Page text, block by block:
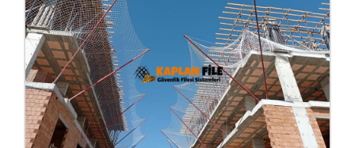
Kedi Filesi, Kedi Güvenlik Filesi